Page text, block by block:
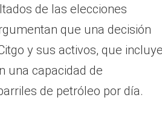
de las elecciones
que una decisión
y sus activos, que
una capacidad de
de petróleo por día.